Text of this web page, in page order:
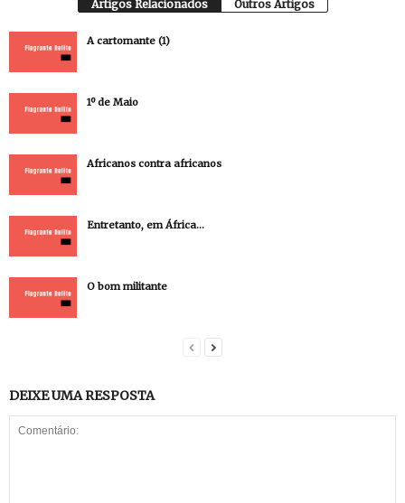
Artigos Relacionados Outros Artigos
A cartomante (1)
1º de Maio
Africanos contra africanos
Entretanto, em África…
O bom militante
DEIXE UMA RESPOSTA